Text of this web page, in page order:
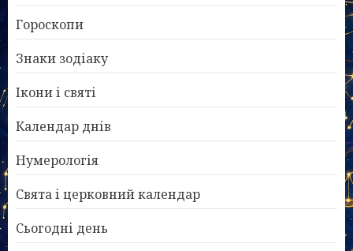
Гороскопи
Знаки зодіаку
Ікони і святі
Календар днів
Нумерологія
Свята і церковний календар
Сьогодні день